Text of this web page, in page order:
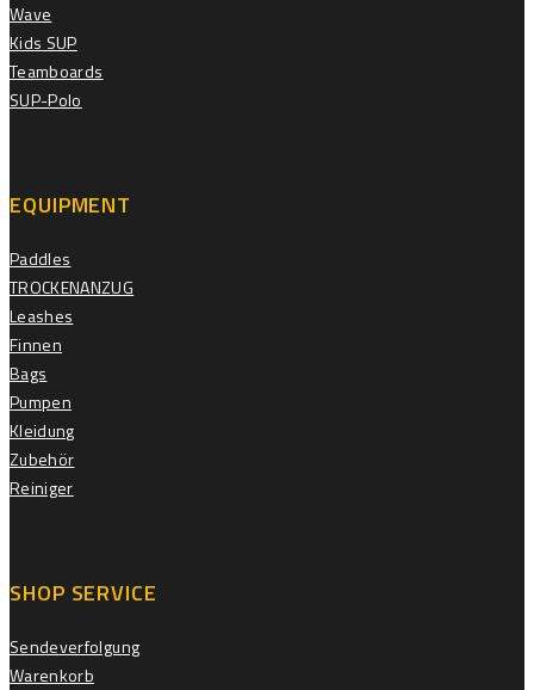
Wave
Kids SUP
Teamboards
SUP-Polo
EQUIPMENT
Paddles
TROCKENANZUG
Leashes
Finnen
Bags
Pumpen
Kleidung
Zubehör
Reiniger
SHOP SERVICE
Sendeverfolgung
Warenkorb